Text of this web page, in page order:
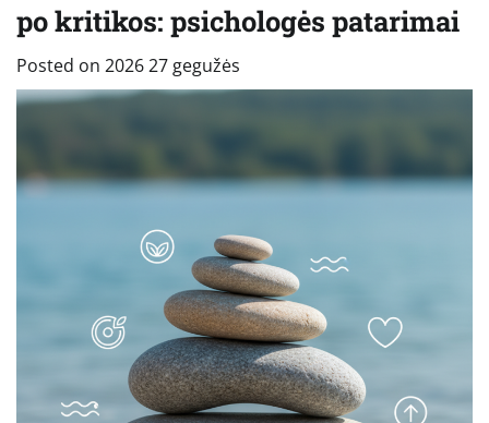
po kritikos: psichologės patarimai
Posted on 2026 27 gegužės